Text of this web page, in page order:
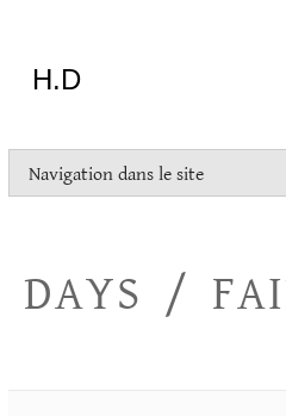
H.D
tout
essayer
Navigation dans le site
DAYS /